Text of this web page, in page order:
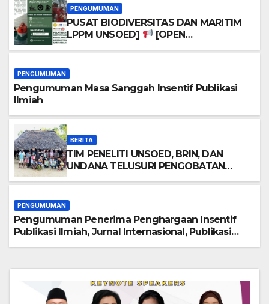
PENGUMUMAN
PUSAT BIODIVERSITAS DAN MARITIM
LPPM UNSOED]
[OPEN
PENGUMUMAN
Pengumuman Masa Sanggah Insentif Publikasi
Ilmiah
BERITA
TIM PENELITI UNSOED, BRIN, DAN
UNDANA TELUSURI PENGOBATAN
PENGUMUMAN
Pengumuman Penerima Penghargaan Insentif
Publikasi Ilmiah, Jurnal Internasional, Publikasi
2026